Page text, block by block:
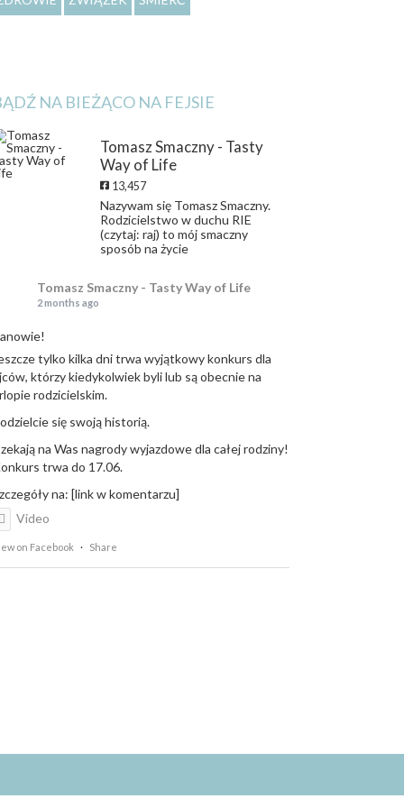
NA BIEŻĄCO NA FEJSIE
Tomasz Smaczny - Tasty
Way of Life
13,457
Nazywam się Tomasz Smaczny.
Rodzicielstwo w duchu RIE
(czytaj: raj) to mój smaczny
sposób na życie
Tomasz Smaczny - Tasty Way of Life
2 months ago
tylko kilka dni trwa wyjątkowy konkurs dla
którzy kiedykolwiek byli lub są obecnie na
rodzicielskim.
się swoją historią.
na Was nagrody wyjazdowe dla całej rodziny!
trwa do 17.06.
na: [link w komentarzu]
Video
on Facebook · Share